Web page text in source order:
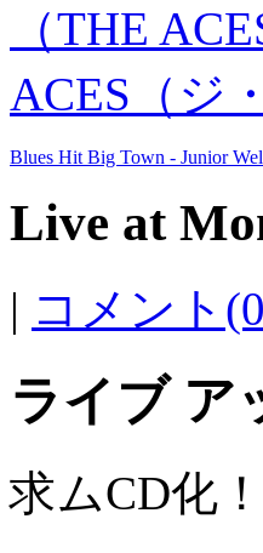
（THE
ACES（ジ
Blues Hit Big Town - Junior
Live at
| コメント
ライブ ア
求ムCD化！